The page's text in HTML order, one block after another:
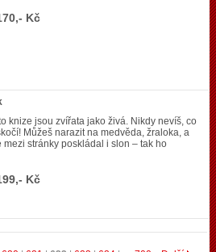
Kč
knize jsou zvířata jako živá. Nikdy nevíš, co
Můžeš narazit na medvěda, žraloka, a
mezi stránky poskládal i slon – tak ho
Kč